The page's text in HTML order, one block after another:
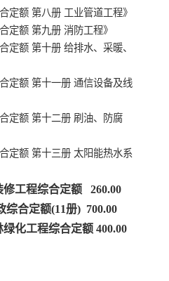
定额 第八册 工业管道工程》
定额 第九册 消防工程》
定额 第十册 给排水、采暖、
定额 第十一册 通信设备及线
定额 第十二册 刷油、防腐
定额 第十三册 太阳能热水系
修工程综合定额 260.00
综合定额(11册) 700.00
化工程综合定额 400.00